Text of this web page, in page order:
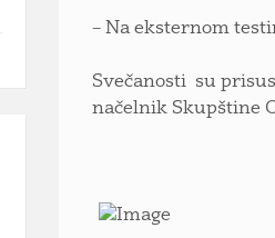
– Na eksternom
Svečanosti su
načelnik Skupštine